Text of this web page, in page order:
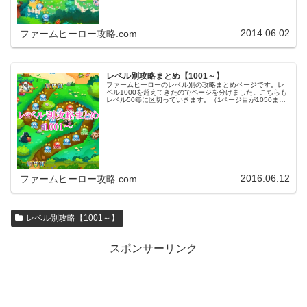
ファームヒーロー攻略.com 2014.06.02
レベル別攻略まとめ【1001～】
ファームヒーローのレベル別の攻略まとめページです。レ
ベル1000を超えてきたのでページを分けました。こちらも
レベル50毎に区切っていきます。（1ページ目が1050ま
ファームヒーロー攻略.com 2016.06.12
レベル別攻略【1001～】
スポンサーリンク